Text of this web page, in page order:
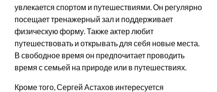
увлекается спортом и путешествиями. Он регулярно
посещает тренажерный зал и поддерживает
физическую форму. Также актер любит
путешествовать и открывать для себя новые места.
В свободное время он предпочитает проводить
время с семьей на природе или в путешествиях.
Кроме того, Сергей Астахов интересуется